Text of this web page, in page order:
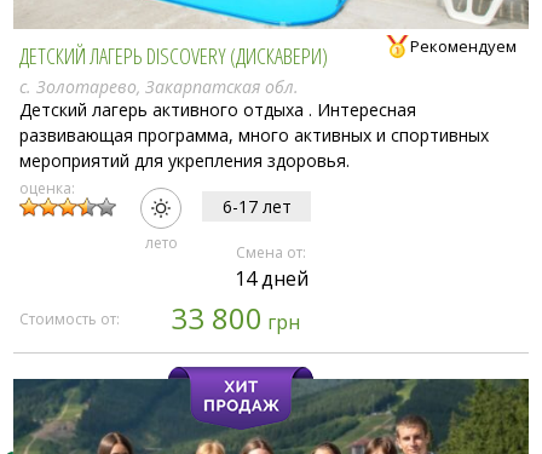
ДЕТСКИЙ ЛАГЕРЬ DISCOVERY (ДИСКАВЕРИ)
с. Золотарево, Закарпатская обл.
Детский лагерь активного отдыха . Интересная
развивающая программа, много активных и спортивных
мероприятий для укрепления здоровья.
оценка:
лето
Рекомендуем
6-17 лет
Смена от:
14 дней
Стоимость от: 33 800 грн